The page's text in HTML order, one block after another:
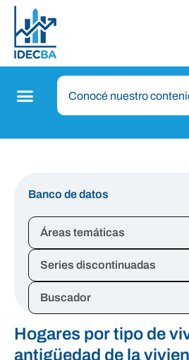
Banco de datos
Áreas temáticas
Series discontinuadas
Buscador
Hogares por tipo de
antigüedad de la